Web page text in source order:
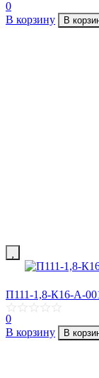
0
В корзину
В
П111-1,8-К16-А-001
0
В корзину
В